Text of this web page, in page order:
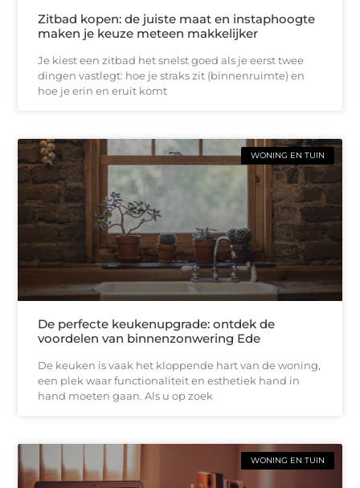
Zitbad kopen: de juiste maat en instaphoogte
maken je keuze meteen makkelijker
Je kiest een zitbad het snelst goed als je eerst twee
dingen vastlegt: hoe je straks zit (binnenruimte) en
hoe je erin en eruit komt
WONING EN TUIN
De perfecte keukenupgrade: ontdek de
voordelen van binnenzonwering Ede
De keuken is vaak het kloppende hart van de woning,
een plek waar functionaliteit en esthetiek hand in
hand moeten gaan. Als u op zoek
WONING EN TUIN